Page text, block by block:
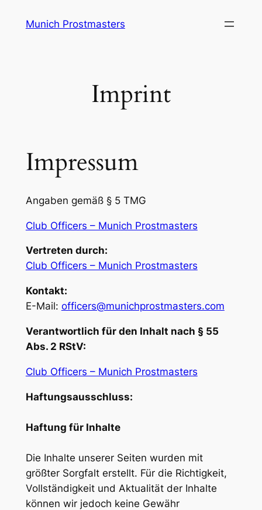
Munich Prostmasters
Imprint
Impressum
Angaben gemäß § 5 TMG
Club Officers – Munich Prostmasters
Vertreten durch:
Club Officers – Munich Prostmasters
Kontakt:
E-Mail: officers@munichprostmasters.com
Verantwortlich für den Inhalt nach § 55
Abs. 2 RStV:
Club Officers – Munich Prostmasters
Haftungsausschluss:
Haftung für Inhalte
Die Inhalte unserer Seiten wurden mit
größter Sorgfalt erstellt. Für die Richtigkeit,
Vollständigkeit und Aktualität der Inhalte
können wir jedoch keine Gewähr